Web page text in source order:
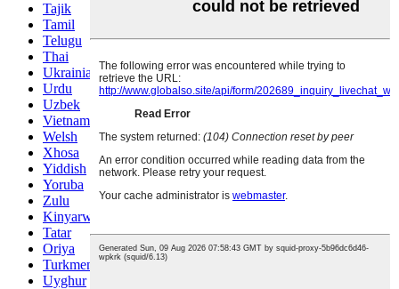
Tajik
Tamil
Telugu
Thai
Ukrainian
Urdu
Uzbek
Vietnamese
Welsh
Xhosa
Yiddish
Yoruba
Zulu
Kinyarwanda
Tatar
Oriya
Turkmen
Uyghur